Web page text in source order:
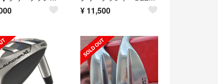
¥ 11,500